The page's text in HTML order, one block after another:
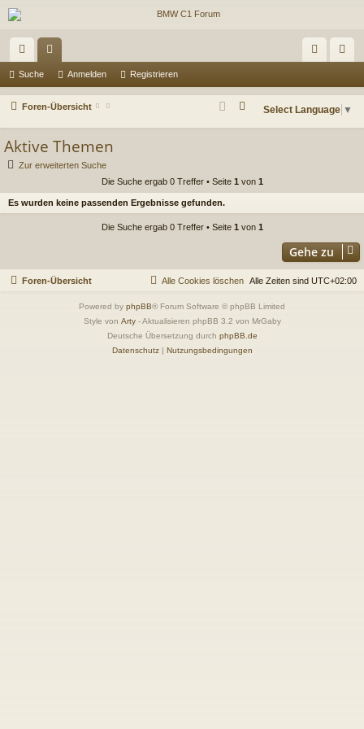
ch
ne
ug
riff
en m ist
Suche Anmelden Registrieren
Foren-Übersicht Select Language ▼
Aktive Themen
Zur erweiterten Suche
Die Suche ergab 0 Treffer • Seite 1 von 1
Es wurden keine passenden Ergebnisse gefunden.
Die Suche ergab 0 Treffer • Seite 1 von 1
Gehe zu
Foren-Übersicht Alle Zeiten sind UTC+02:00
Alle Cookies löschen
Powered by phpBB® Forum Software © phpBB Limited
Style von Arty- Aktualisieren phpBB 3.2 von MrGaby
Deutsche Übersetzung durch phpBB.de
Datenschutz| Nutzungsbedingungen